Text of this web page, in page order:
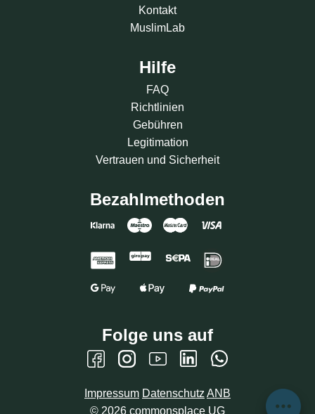
Kontakt
MuslimLab
Hilfe
FAQ
Richtlinien
Gebühren
Legitimation
Vertrauen und Sicherheit
Bezahlmethoden
Folge uns auf
Impressum Datenschutz ANB
© 2026 commonsplace UG